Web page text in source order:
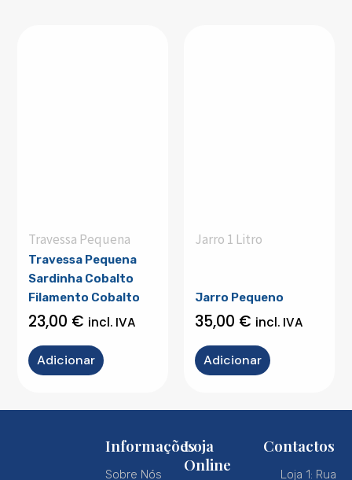
Travessa Pequena
Travessa Pequena
Sardinha Cobalto
Filamento Cobalto
23,00 € incl. IVA
Adicionar
Jarro 1 Litro
Jarro Pequeno
35,00 € incl. IVA
Adicionar
Informações
Sobre Nós
Loja
Online
Contactos
Loja 1: Rua